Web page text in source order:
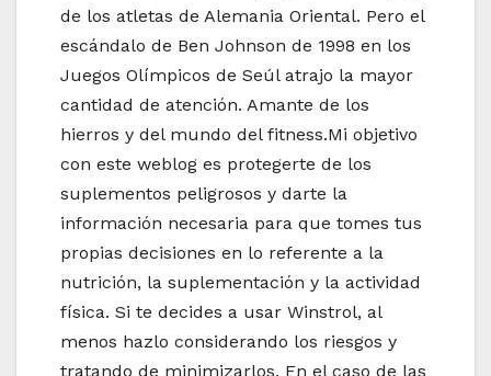
de los atletas de Alemania Oriental. Pero el
escándalo de Ben Johnson de 1998 en los
Juegos Olímpicos de Seúl atrajo la mayor
cantidad de atención. Amante de los
hierros y del mundo del fitness.Mi objetivo
con este weblog es protegerte de los
suplementos peligrosos y darte la
información necesaria para que tomes tus
propias decisiones en lo referente a la
nutrición, la suplementación y la actividad
física. Si te decides a usar Winstrol, al
menos hazlo considerando los riesgos y
tratando de minimizarlos. En el caso de las